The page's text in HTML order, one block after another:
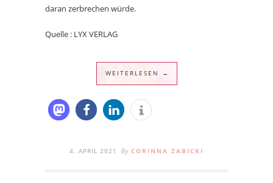
daran zerbrechen würde.
Quelle : LYX VERLAG
WEITERLESEN →
4. APRIL 2021 By CORINNA ZABICKI